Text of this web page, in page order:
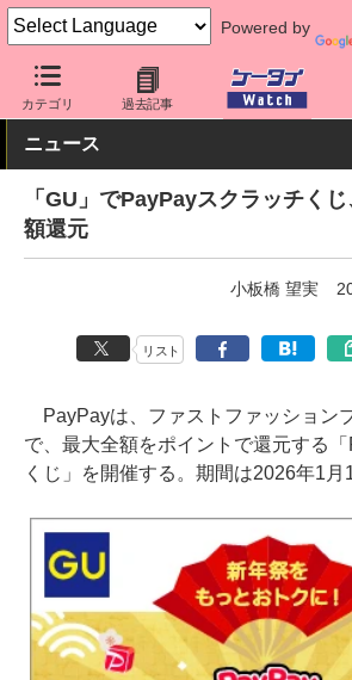
Powered by
カテゴリ 過去記事
ケータイ Watch アプリ・サービス 決済/
ニュース
「GU」でPayPayスクラッチく
額還元
小板橋 望実
リスト
PayPayは、ファストファッション
で、最大全額をポイントで還元する
くじ」を開催する。期間は2026年1月